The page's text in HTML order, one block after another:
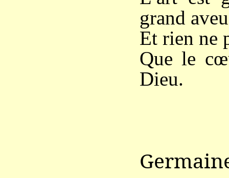
grand
Et rien ne
Que le
Dieu.